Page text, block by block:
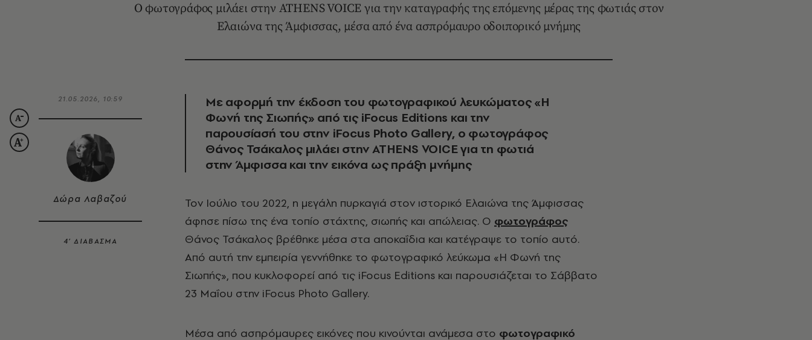
Ο φωτογράφος μιλάει στην ATHENS VOICE για την καταγραφής της επόμενης μέρας της φωτιάς στον
Ελαιώνα της Άμφισσας, μέσα από ένα ασπρόμαυρο οδοιπορικό μνήμης
21.05.2026, 10:59
Δώρα Λαβαζού
4’ ΔΙΑΒΑΣΜΑ
Με αφορμή την έκδοση του φωτογραφικού λευκώματος «Η
Φωνή της Σιωπής» από τις iFocus Editions και την
παρουσίασή του στην iFocus Photo Gallery, ο φωτογράφος
Θάνος Τσάκαλος μιλάει στην ATHENS VOICE για τη φωτιά
στην Άμφισσα και την εικόνα ως πράξη μνήμης
Τον Ιούλιο του 2022, η μεγάλη πυρκαγιά στον ιστορικό Ελαιώνα της Άμφισσας
άφησε πίσω της ένα τοπίο στάχτης, σιωπής και απώλειας. Ο φωτογράφος
Θάνος Τσάκαλος βρέθηκε μέσα στα αποκαΐδια και κατέγραψε το τοπίο αυτό.
Από αυτή την εμπειρία γεννήθηκε το φωτογραφικό λεύκωμα «Η Φωνή της
Σιωπής», που κυκλοφορεί από τις iFocus Editions και παρουσιάζεται το Σάββατο
23 Μαΐου στην iFocus Photo Gallery.
Μέσα από ασπρόμαυρες εικόνες που κινούνται ανάμεσα στο φωτογραφικό